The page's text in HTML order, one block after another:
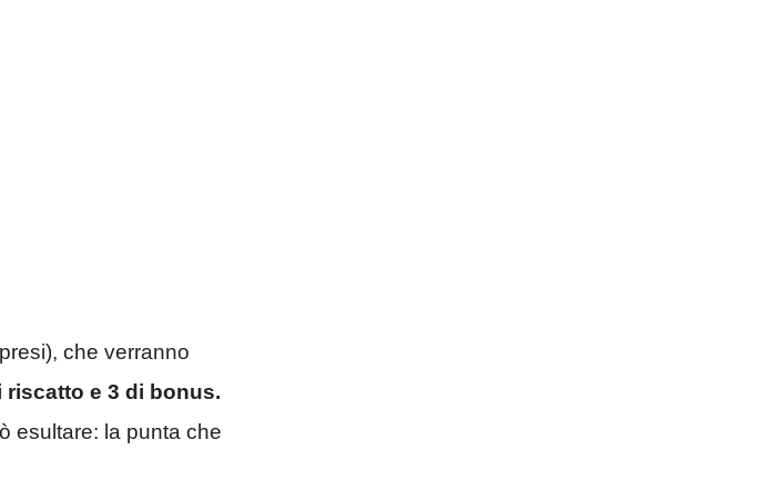
che verranno
e 3 di bonus.
esultare: la punta che